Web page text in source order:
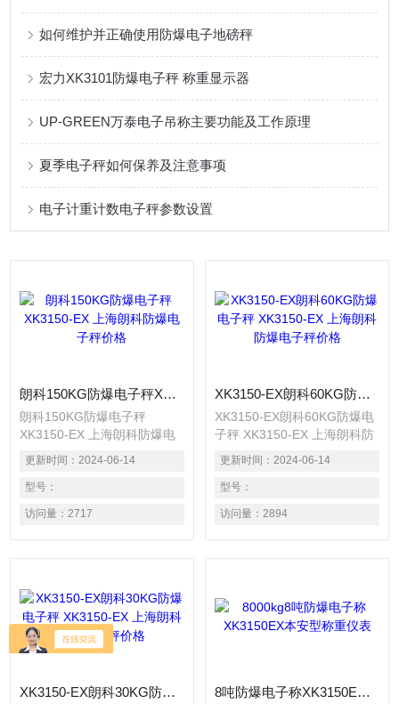
如何维护并正确使用防爆电子地磅秤
宏力XK3101防爆电子秤 称重显示器
UP-GREEN万泰电子吊称主要功能及工作原理
夏季电子秤如何保养及注意事项
电子计重计数电子秤参数设置
朗科150KG防爆电子秤XK3150-EX 上海朗科防爆电子秤价格
朗科150KG防爆电子秤
XK3150-EX 上海朗科防爆电
子秤价格，防爆电子衡器是在
常用电子衡器基础上，采取降
压，限流，隔离，密封以及光
缆通讯等多种技术措施，消灭
或阻断衡器内电气线路中可能
险区域中工作。
更新时间： 2024-06-14
型号：
访问量： 2717
XK3150-EX朗科60KG防爆电子秤 XK3150-EX 上海朗科防爆电子秤价格
XK3150-EX朗科60KG防爆电
子秤 XK3150-EX 上海朗科防
爆电子秤价格 防爆电子衡器
是在常用电子衡器基础上，采
取降压，限流，隔离，密封以
及光缆通讯等多种技术措施，
消灭或阻断衡器内电气线路中
更新时间： 2024-06-14
型号：
访问量： 2894
XK3150-EX朗科30KG防爆电子秤 XK3150-EX 上海朗科防爆电子秤价格 8吨防爆电子称XK3150EX本安型称重仪表